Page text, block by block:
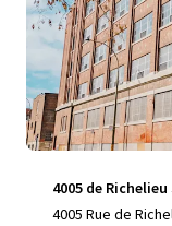
4005 de
4005 Rue de